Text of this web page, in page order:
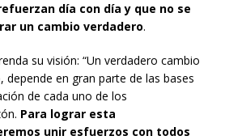
día con día y que no se
un cambio verdadero.
su visión: “Un verdadero cambio
depende en gran parte de las bases
de cada uno de los
Para lograr esta
unir esfuerzos con todos